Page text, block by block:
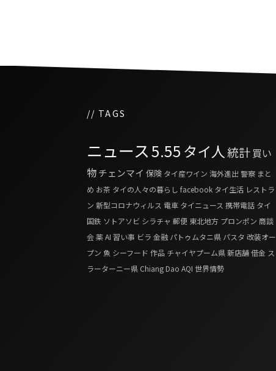
// TAGS
ニュース5.55 タイ人統計 買い
物チェンマイ 保険 タイ産ワイン 海外進出 警察 まと
め お茶 タイの人々の暮らし facebook タイ生活 レストラ
ン 新型コロナウィルス 電車 タイニュース 携帯電話 タイ
国鉄 ソトアソビ シラチャ 郵便 東北地方 プロンポン 商談
会薬AI 習い事 ビラ 金融 パトゥムタニ県 パスタ 改装オー
プン 魚 シーフード 作品 チャイヤプーム県新店舗借金 ス
ラーターニー県 Chiang Dao AQI 世界情勢